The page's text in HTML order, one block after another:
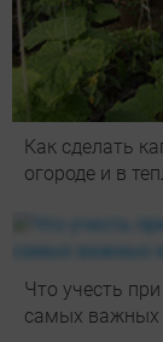
Как сделать
огороде и в
Что учесть
самых важных